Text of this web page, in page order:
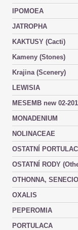
IPOMOEA
JATROPHA
KAKTUSY (Cacti)
Kameny (Stones)
Krajina (Scenery)
LEWISIA
MESEMB new 02-
MONADENIUM
NOLINACEAE
OSTATNÍ
OSTATNÍ RODY
OTHONNA, SENECIO
OXALIS
PEPEROMIA
PORTULACA